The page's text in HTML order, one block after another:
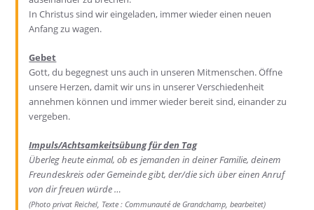
In Christus sind wir eingeladen, immer wieder einen neuen
Anfang zu wagen.
Gebet
Gott, du begegnest uns auch in unseren Mitmenschen. Öffne
unsere Herzen, damit wir uns in unserer Verschiedenheit
annehmen können und immer wieder bereit sind, einander zu
vergeben.
Impuls/Achtsamkeitsübung für den Tag
Überleg heute einmal, ob es jemanden in deiner Familie, deinem
Freundeskreis oder Gemeinde gibt, der/die sich über einen Anruf
von dir freuen würde …
(Photoprivat Reichel, Texte : Communauté de Grandchamp,bearbeitet)